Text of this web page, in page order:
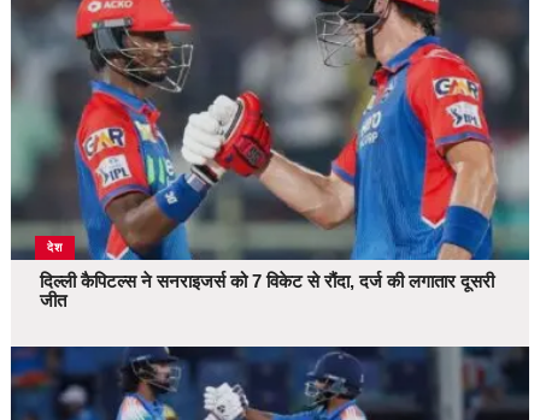
देश
दिल्ली कैपिटल्स ने सनराइजर्स को 7 विकेट से रौंदा, दर्ज की लगातार दूसरी
जीत